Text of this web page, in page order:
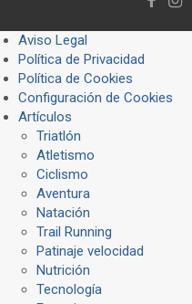
Aviso Legal
Política de Privacidad
Política de Cookies
Configuración de Cookies
Artículos
Triatlón
Atletismo
Ciclismo
Aventura
Natación
Trail Running
Patinaje velocidad
Nutrición
Tecnología